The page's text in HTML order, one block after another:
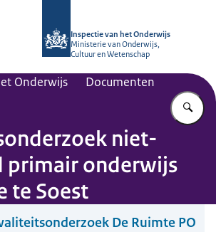
Inspectie van het Onderwijs
Ministerie van Onderwijs,
Cultuur en Wetenschap
Onderwijs Documenten
niet-
primair onderwijs
te Soest
De Ruimte PO